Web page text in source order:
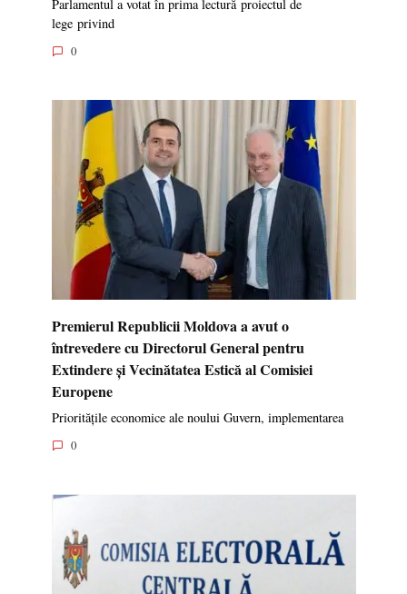
Parlamentul a votat în prima lectură proiectul de
lege privind
0
Premierul Republicii Moldova a avut o
întrevedere cu Directorul General pentru
Extindere și Vecinătatea Estică al Comisiei
Europene
Prioritățile economice ale noului Guvern, implementarea
0